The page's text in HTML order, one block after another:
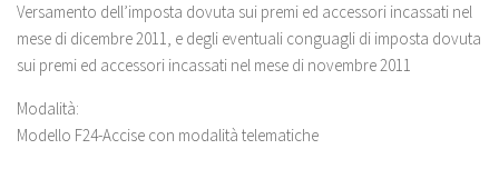
Versamento dell’imposta dovuta sui premi ed accessori incassati nel
mese di dicembre 2011, e degli eventuali conguagli di imposta dovuta
sui premi ed accessori incassati nel mese di novembre 2011
Modalità:
Modello F24-Accise con modalità telematiche